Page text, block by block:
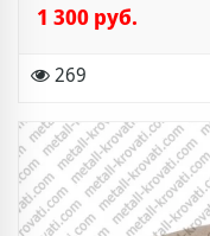
1 300 руб.
269